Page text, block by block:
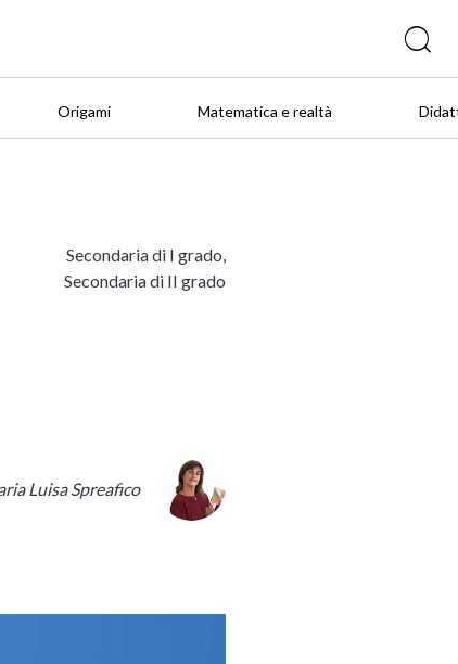
Origami Matematica e realtà
Secondaria di I grado,
Secondaria di II grado
Luisa Spreafico